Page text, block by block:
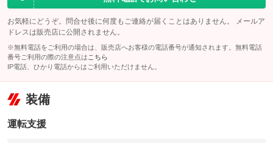
お気軽にどうぞ。問合せ後に何度もご連絡が届くことはありません。 メールア
ドレスは販売店に公開されません。
※無料電話をご利用の場合は、販売店へお客様の電話番号が通知されます。無料電話
番号ご利用の際の注意点は こちら
IP電話、ひかり電話からはご利用いただけません。
装備
運転支援